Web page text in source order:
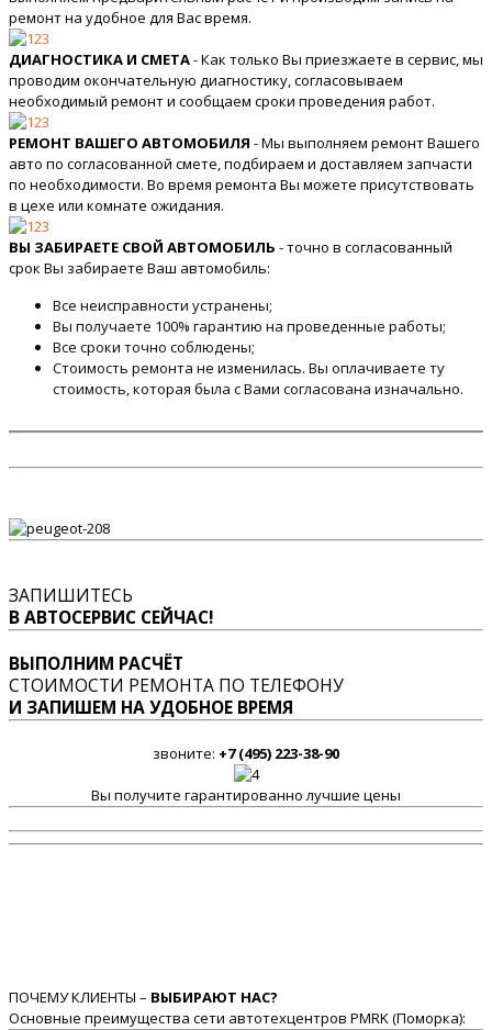
ремонт на удобное для Вас время.
ДИАГНОСТИКА И СМЕТА- Как только Вы приезжаете в сервис, мы
проводим окончательную диагностику, согласовываем
необходимый ремонт и сообщаем сроки проведения работ.
РЕМОНТ ВАШЕГО АВТОМОБИЛЯ - Мы выполняем ремонт Вашего
авто по согласованной смете, подбираем и доставляем запчасти
по необходимости. Во время ремонта Вы можете присутствовать
в цехе или комнате ожидания.
ВЫ ЗАБИРАЕТЕ СВОЙ АВТОМОБИЛЬ - точно в согласованный
срок Вы забираете Ваш автомобиль:
Все неисправности устранены;
Вы получаете 100% гарантию на проведенные работы;
Все сроки точно соблюдены;
Стоимость ремонта не изменилась. Вы оплачиваете ту
стоимость, которая была с Вами согласована изначально.
ЗАПИШИТЕСЬ
В АВТОСЕРВИС СЕЙЧАС!
ВЫПОЛНИМ РАСЧЁТ
СТОИМОСТИ РЕМОНТА ПО ТЕЛЕФОНУ
И ЗАПИШЕМ НА УДОБНОЕ ВРЕМЯ
звоните: +7 (495) 223-38-90
Вы получите гарантированно лучшие цены
ПОЧЕМУ КЛИЕНТЫ – ВЫБИРАЮТ НАС?
Основные преимущества сети автотехцентров PMRK (Поморка):